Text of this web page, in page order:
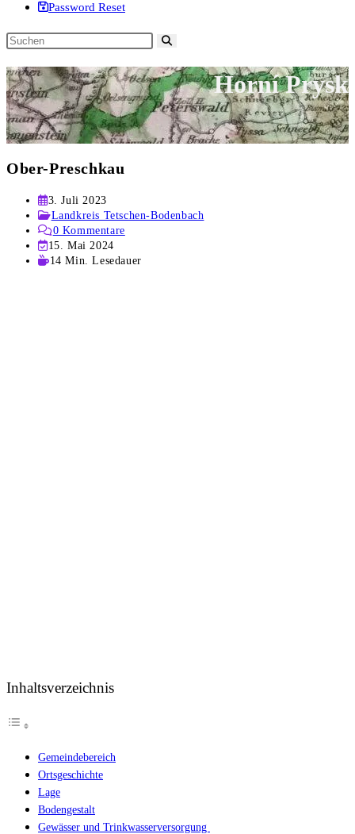
Password Reset
Diese
durchsuchen
Horní Prysk
Ober-Preschkau
Beitrag
veröffentlicht:
3. Juli 2023
Beitrags-
Kategorie:
Landkreis Tetschen-Bodenbach
Beitrags-
Kommentare:
0 Kommentare
Beitrag
zuletzt
15. Mai 2024
Lesedauer:
14 Min. Lesedauer
Inhaltsverzeichnis
Gemeindebereich
Ortsgeschichte
Lage
Bodengestalt
Gewässer und Trinkwasserversorgung